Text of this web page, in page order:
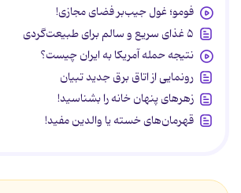
فومو؛ غول جیب‌بر فضای مجازی!
۵ غذای سریع و سالم برای طبیعت‌گردی
نتیجه حمله آمریکا به ایران چیست؟
رونمایی از اتاق برق جدید تبیان
زهرهای پنهان خانه را بشناسید!
قهرمان‌های خسته یا والدین مفید!